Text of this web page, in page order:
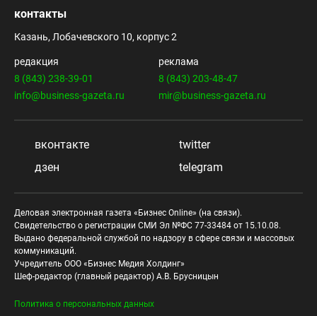
контакты
Казань, Лобачевского 10, корпус 2
редакция
8 (843) 238-39-01
info@business-gazeta.ru
реклама
8 (843) 203-48-47
mir@business-gazeta.ru
вконтакте
twitter
дзен
telegram
Деловая электронная газета «Бизнес Online» (на связи).
Свидетельство о регистрации СМИ Эл №ФС 77-33484 от 15.10.08.
Выдано федеральной службой по надзору в сфере связи и массовых
коммуникаций.
Учредитель ООО «Бизнес Медия Холдинг»
Шеф-редактор (главный редактор) А.В. Брусницын
Политика о персональных данных